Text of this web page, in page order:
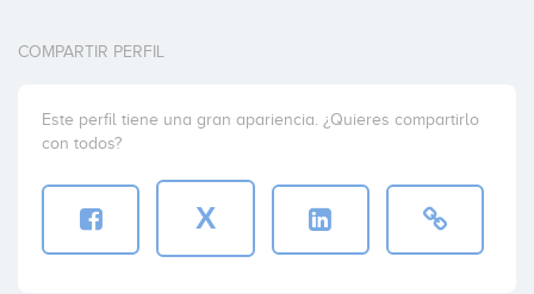
COMPARTIR PERFIL
Este perfil tiene una gran apariencia. ¿Quieres compartirlo
con todos?
X